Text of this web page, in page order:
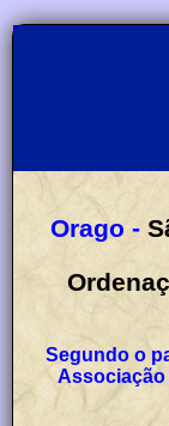
Orago -
Segundo o